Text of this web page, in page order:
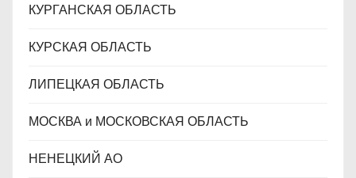
КУРГАНСКАЯ ОБЛАСТЬ
КУРСКАЯ ОБЛАСТЬ
ЛИПЕЦКАЯ ОБЛАСТЬ
МОСКВА и МОСКОВСКАЯ ОБЛАСТЬ
НЕНЕЦКИЙ АО